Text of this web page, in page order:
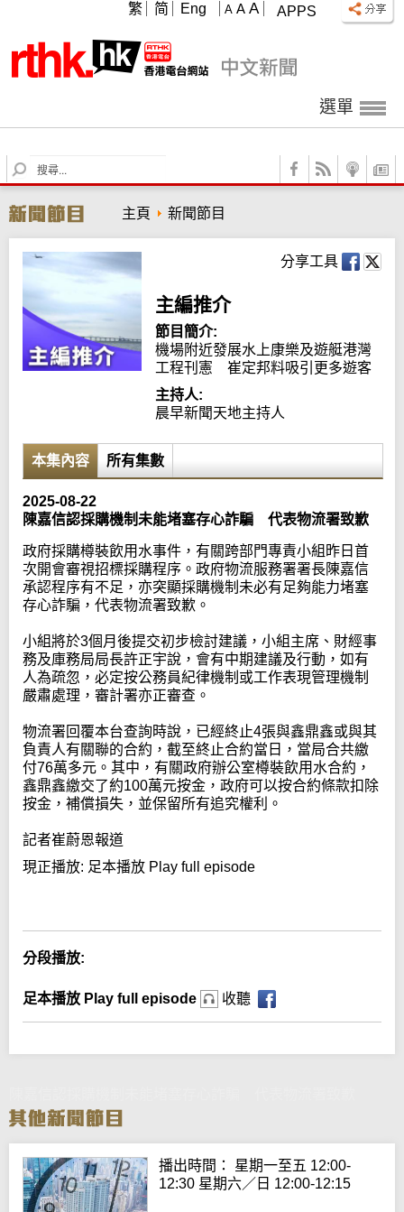
APPS
A A A
繁 简 Eng
選單
S
e
r
c
h
主頁 新聞節目
分享工具
主編推介
節目簡介:
機場附近發展水上康樂及遊艇港灣
工程刊憲　崔定邦料吸引更多遊客
主持人:
晨早新聞天地主持人
本集內容 所有集數
2025-08-22
陳嘉信認採購機制未能堵塞存心詐騙 代表物流署致歉
政府採購樽裝飲用水事件，有關跨部門專責小組昨日首
次開會審視招標採購程序。政府物流服務署署長陳嘉信
承認程序有不足，亦突顯採購機制未必有足夠能力堵塞
存心詐騙，代表物流署致歉。
小組將於3個月後提交初步檢討建議，小組主席、財經事
務及庫務局局長許正宇說，會有中期建議及行動，如有
人為疏忽，必定按公務員紀律機制或工作表現管理機制
嚴肅處理，審計署亦正審查。
物流署回覆本台查詢時說，已經終止4張與鑫鼎鑫或與其
負責人有關聯的合約，截至終止合約當日，當局合共繳
付76萬多元。其中，有關政府辦公室樽裝飲用水合約，
鑫鼎鑫繳交了約100萬元按金，政府可以按合約條款扣除
按金，補償損失，並保留所有追究權利。
記者崔蔚恩報道
現正播放: 足本播放 Play full episode
分段播放:
足本播放 Play full episode 收聽
播出時間： 星期一至五 12:00-
12:30 星期六／日 12:00-12:15